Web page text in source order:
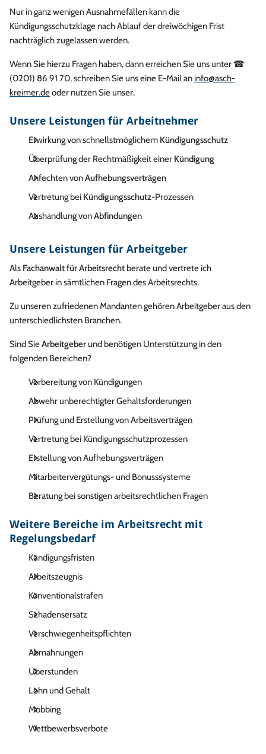
Nur in ganz wenigen Ausnahmefällen kann die
Kündigungsschutzklage nach Ablauf der dreiwöchigen Frist
nachträglich zugelassen werden.
Wenn Sie hierzu Fragen haben, dann erreichen Sie uns unter ☎
(0201) 86 91 70, schreiben Sie uns eine E-Mail an info@asch-
kreimer.deoder nutzen Sie unser.
Unsere Leistungen für Arbeitnehmer
Erwirkung von schnellstmöglichem Kündigungsschutz
Überprüfung der Rechtmäßigkeit einer Kündigung
Anfechten vonAufhebungsverträgen
Vertretung bei Kündigungsschutz-Prozessen
Aushandlung vonAbfindungen
Unsere Leistungen für Arbeitgeber
Als Fachanwalt für Arbeitsrecht berate und vertrete ich
Arbeitgeber in sämtlichen Fragen des Arbeitsrechts.
Zu unseren zufriedenen Mandanten gehören Arbeitgeber aus den
unterschiedlichsten Branchen.
Sind SieArbeitgeberund benötigen Unterstützung in den
folgenden Bereichen?
Vorbereitung von Kündigungen
Abwehr unberechtigter Gehaltsforderungen
Prüfung und Erstellung von Arbeitsverträgen
Vertretung bei Kündigungsschutzprozessen
Erstellung von Aufhebungsverträgen
Mitarbeitervergütungs- und Bonusssysteme
Beratung bei sonstigen arbeitsrechtlichen Fragen
Weitere Bereiche im Arbeitsrecht mit
Regelungsbedarf
Kündigungsfristen
Arbeitszeugnis
Konventionalstrafen
Schadensersatz
Verschwiegenheitspflichten
Abmahnungen
Überstunden
Lohn und Gehalt
Mobbing
Wettbewerbsverbote